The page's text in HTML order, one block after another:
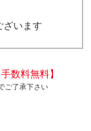
ざいます
数料無料】
ご了承下さい